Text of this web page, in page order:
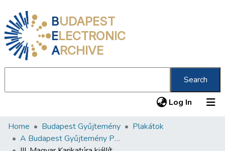
BUDAPEST
ELECTRONIC
ARCHIVE
Search
Log In (current)
Communities & Collections
All of DSpace
Home Budapest Gyűjtemény
Plakátok
A Budapest Gyűjtemény Plakáttárának plakátjai